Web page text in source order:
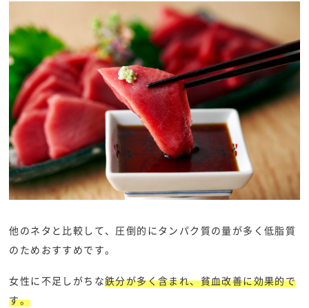
他のネタと比較して、圧倒的にタンパク質の量が多く低脂質
のためおすすめです。
女性に不足しがちな鉄分が多く含まれ、貧血改善に効果的で
す。